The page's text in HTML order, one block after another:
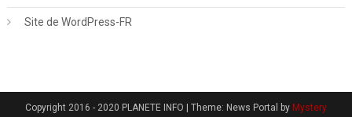
Site de WordPress-FR
Copyright 2016 - 2020 PLANETE INFO | Theme: News Portal by Mystery